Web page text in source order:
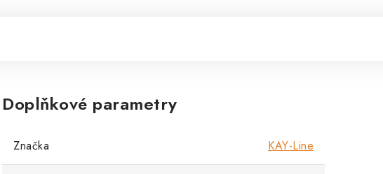
Doplňkové parametry
Značka KAY-Line